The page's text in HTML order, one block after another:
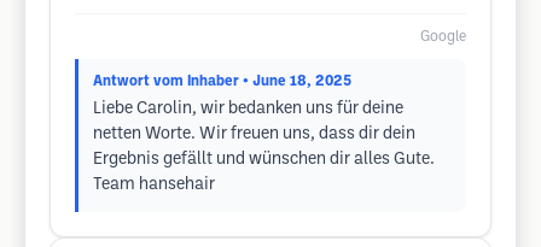
Google
Antwort vom Inhaber • June 18, 2025
Liebe Carolin, wir bedanken uns für deine
netten Worte. Wir freuen uns, dass dir dein
Ergebnis gefällt und wünschen dir alles Gute.
Team hansehair